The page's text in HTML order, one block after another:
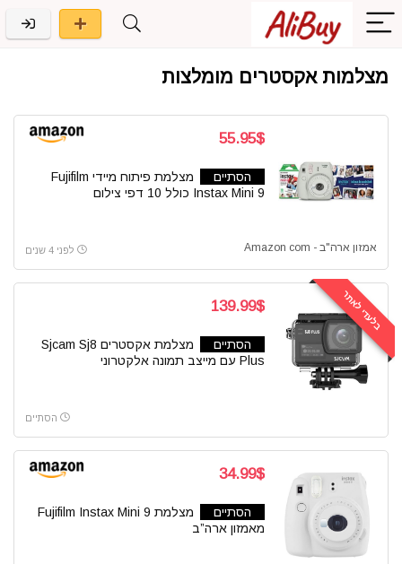
מצלמות אקסטרים מומלצות
55.95$
הסתיים
מצלמת פיתוח מיידי Fujifilm
Instax Mini 9 כולל 10 דפי צילום
אמזון ארה"ב - Amazon com לפני 4 שנים
בלעדי לאתר 139.99$
הסתיים
מצלמת אקסטרים Sjcam Sj8
Plus עם מייצב תמונה אלקטרוני
הסתיים
34.99$
הסתיים
מצלמת Fujifilm Instax Mini 9
מאמזון ארה”ב